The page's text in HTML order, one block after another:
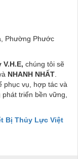
Phường Phước
chúng tôi sẽ
NHANH NHẤT
phục vụ, hợp tác và
triển bền vững,
Bị Thủy Lực Việt